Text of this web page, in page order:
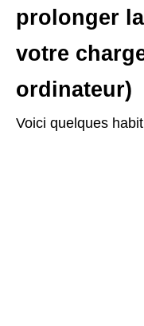
prolonger
votre
ordinateur)
Voici quelques